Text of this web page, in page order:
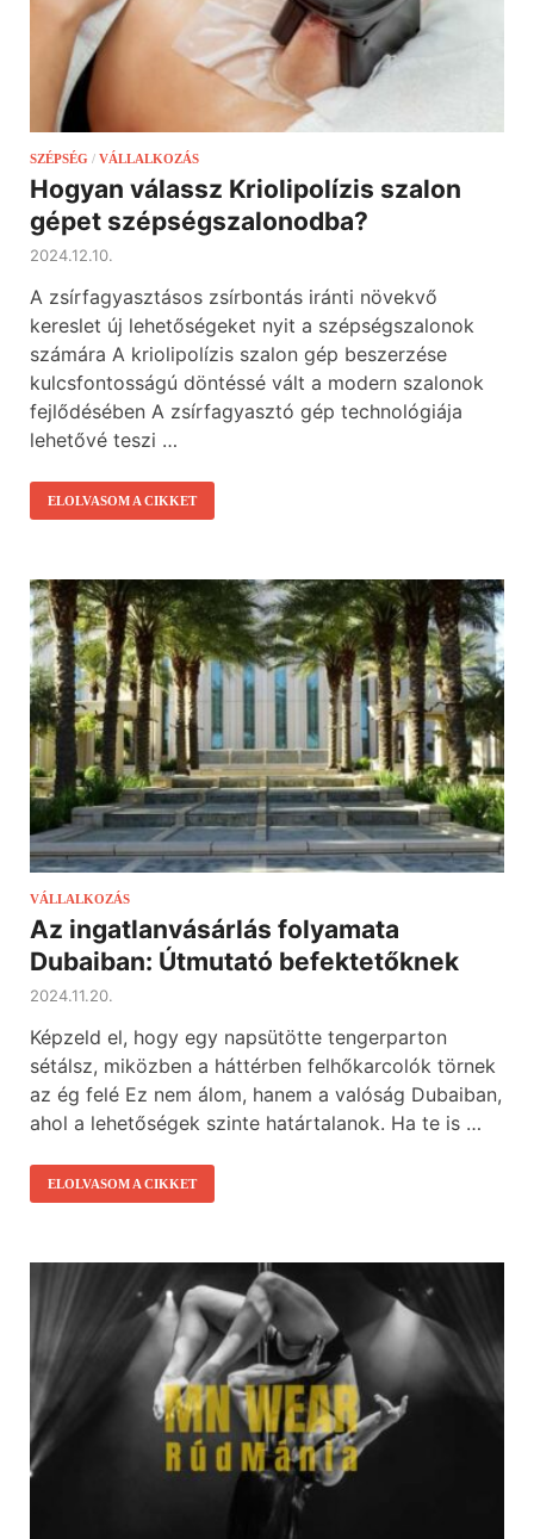
SZÉPSÉG / VÁLLALKOZÁS
Hogyan válassz Kriolipolízis szalon
gépet szépségszalonodba?
2024.12.10.
A zsírfagyasztásos zsírbontás iránti növekvő
kereslet új lehetőségeket nyit a szépségszalonok
számára A kriolipolízis szalon gép beszerzése
kulcsfontosságú döntéssé vált a modern szalonok
fejlődésében A zsírfagyasztó gép technológiája
lehetővé teszi …
ELOLVASOM A CIKKET
VÁLLALKOZÁS
Az ingatlanvásárlás folyamata
Dubaiban: Útmutató befektetőknek
2024.11.20.
Képzeld el, hogy egy napsütötte tengerparton
sétálsz, miközben a háttérben felhőkarcolók törnek
az ég felé Ez nem álom, hanem a valóság Dubaiban,
ahol a lehetőségek szinte határtalanok. Ha te is …
ELOLVASOM A CIKKET